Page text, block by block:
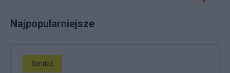
Najpopularniejsze
Sondaż